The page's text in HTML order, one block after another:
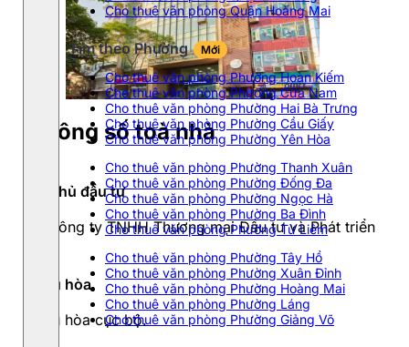
Cho thuê văn phòng Quận Hoàng Mai
Tìm theo Phường Mới
Cho thuê văn phòng Phường Hoàn Kiếm
Cho thuê văn phòng Phường Cửa Nam
Cho thuê văn phòng Phường Hai Bà Trưng
Cho thuê văn phòng Phường Cầu Giấy
Cho thuê văn phòng Phường Yên Hòa
Cho thuê văn phòng Phường Thanh Xuân
Cho thuê văn phòng Phường Đống Đa
Cho thuê văn phòng Phường Ngọc Hà
Cho thuê văn phòng Phường Ba Đình
Cho thuê văn phòng Phường Từ Liêm
Cho thuê văn phòng Phường Tây Hồ
Cho thuê văn phòng Phường Xuân Đỉnh
Cho thuê văn phòng Phường Hoàng Mai
Cho thuê văn phòng Phường Láng
Cho thuê văn phòng Phường Giảng Võ
Thông số toà nhà
Chủ đầu tư
Công ty TNHH Thương mại Đầu tư và Phát triển
Điều hòa
Điều hòa cục bộ.